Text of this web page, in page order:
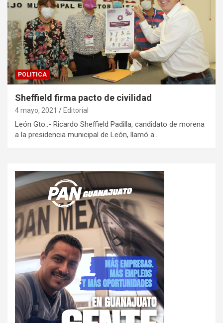
POLITICA
Sheffield firma pacto de civilidad
4 mayo, 2021 Editorial
León Gto..- Ricardo Sheffield Padilla, candidato de morena
a la presidencia municipal de León, llamó a…